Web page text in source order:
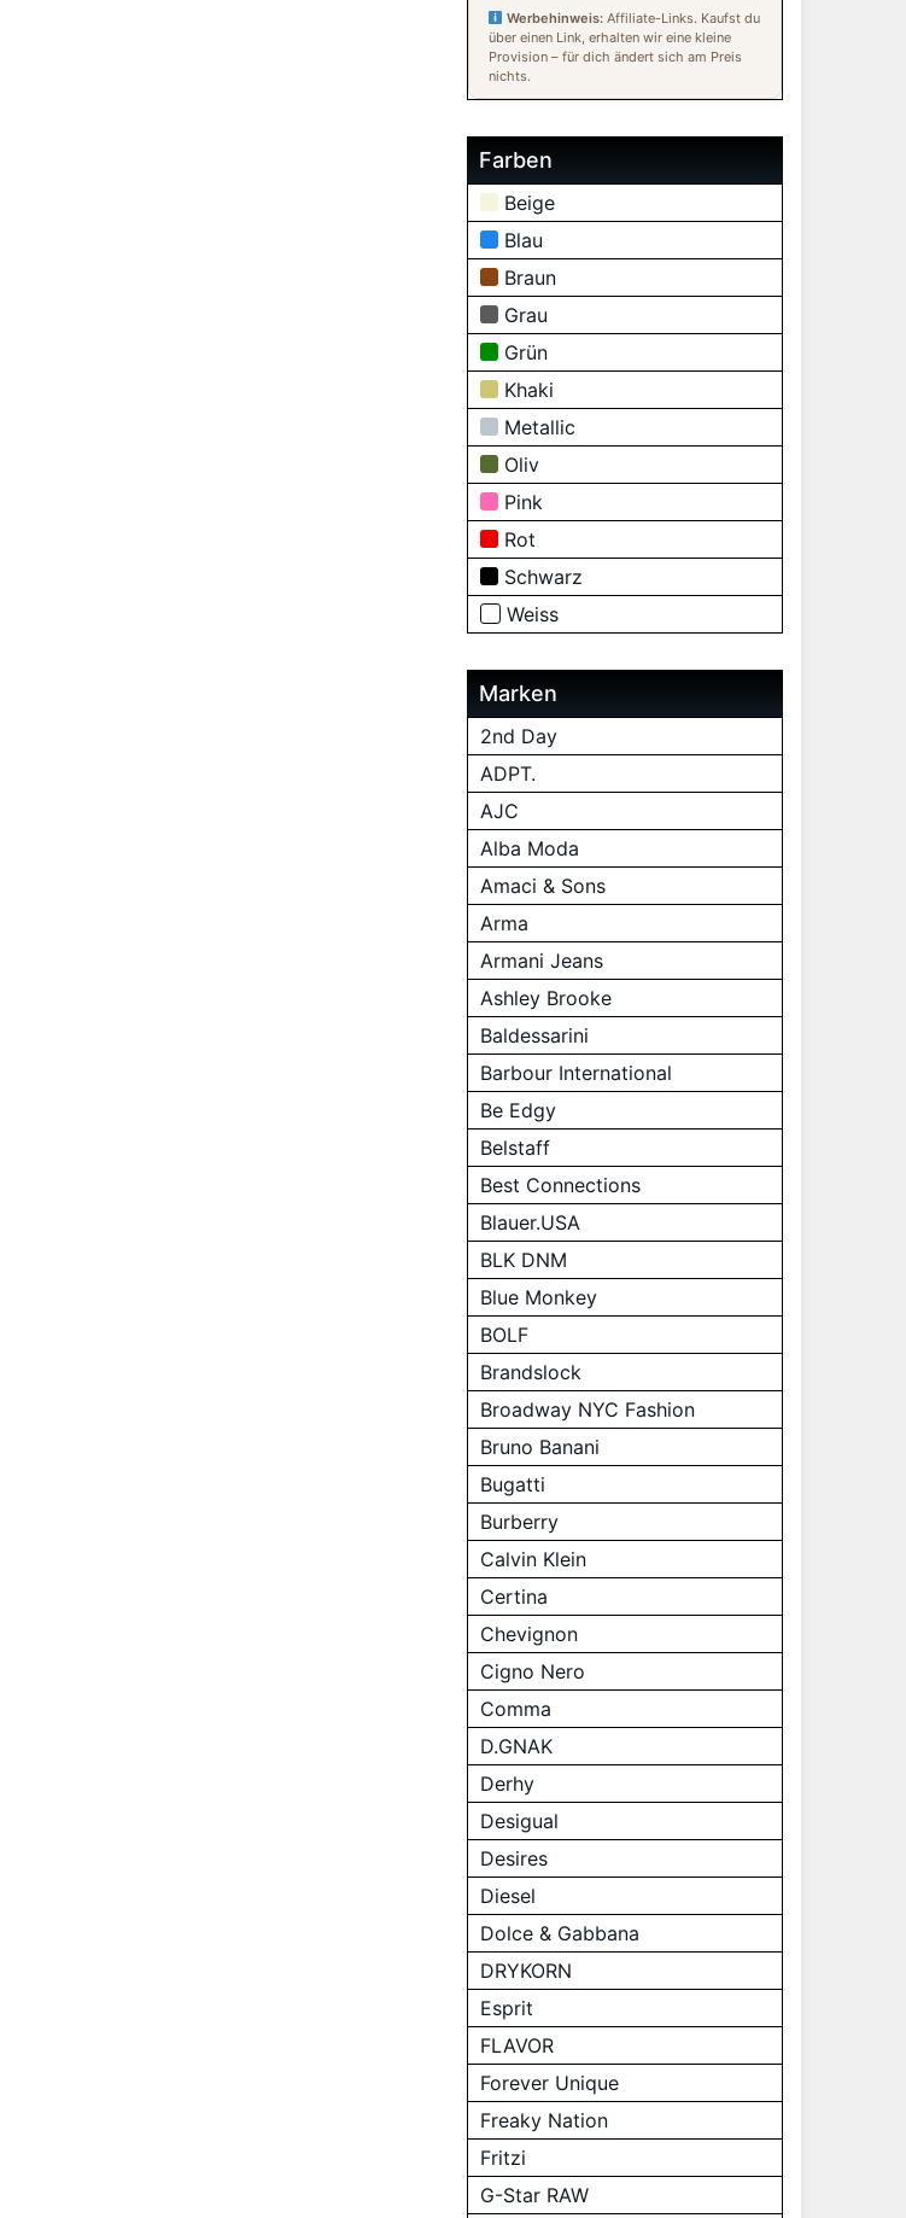
Werbehinweis: Affiliate-Links. Kaufst du
über einen Link, erhalten wir eine kleine
Provision – für dich ändert sich am Preis
nichts.
Farben
Beige
Blau
Braun
Grau
Grün
Khaki
Metallic
Oliv
Pink
Rot
Schwarz
Weiss
Marken
2nd Day
ADPT.
AJC
Alba Moda
Amaci & Sons
Arma
Armani Jeans
Ashley Brooke
Baldessarini
Barbour International
Be Edgy
Belstaff
Best Connections
Blauer.USA
BLK DNM
Blue Monkey
BOLF
Brandslock
Broadway NYC Fashion
Bruno Banani
Bugatti
Burberry
Calvin Klein
Certina
Chevignon
Cigno Nero
Comma
D.GNAK
Derhy
Desigual
Desires
Diesel
Dolce & Gabbana
DRYKORN
Esprit
FLAVOR
Forever Unique
Freaky Nation
Fritzi
G-Star RAW